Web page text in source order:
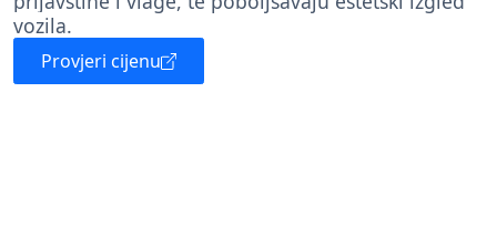
vozila.
Provjeri cijenu